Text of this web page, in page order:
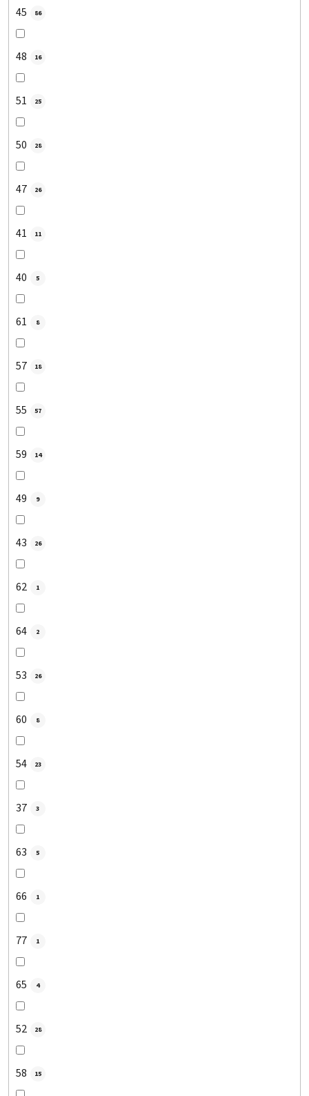
45 86
48 16
51 25
50 28
47 26
41 11
40 5
61 8
57 18
55 57
59 14
49 9
43 26
62 1
64 2
53 26
60 8
54 23
37 3
63 5
66 1
77 1
65 4
52 28
58 15